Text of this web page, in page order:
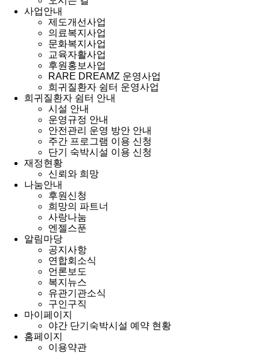
사업안내
제도개선사업
의료복지사업
문화복지사업
교육자활사업
후원홍보사업
RARE DREAMZ 운영사업
희귀질환자 쉼터 운영사업
희귀질환자 쉼터 안내
시설 안내
운영규정 안내
안전관리 운영 방안 안내
주간 프로그램 이용 신청
단기 숙박시설 이용 신청
재정현황
신뢰와 희망
나눔안내
후원신청
희망의 파트너
사랑나눔
엔젤스푼
알림마당
공지사항
연합회소식
언론보도
복지뉴스
유관기관소식
구인구직
마이페이지
야간 단기숙박시설 예약 현황
홈페이지
이용약관